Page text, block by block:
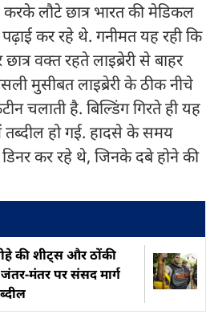
लौटे छात्र भारत की मेडिकल
पढ़ाई कर रहे थे. गनीमत यह रही कि
वक्त रहते लाइब्रेरी से बाहर
मुसीबत लाइब्रेरी के ठीक नीचे
चलाती है. बिल्डिंग गिरते ही यह
हो गई. हादसे के समय
कर रहे थे, जिनके दबे होने की
की शीट्स और ठोंकी
मंतर पर संसद मार्ग